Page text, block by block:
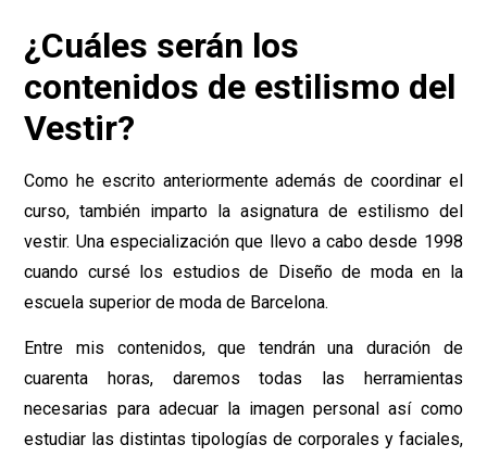
¿Cuáles serán los
contenidos de estilismo del
Vestir?
Como he escrito anteriormente además de coordinar el
curso, también imparto la asignatura de estilismo del
vestir. Una especialización que llevo a cabo desde 1998
cuando cursé los estudios de Diseño de moda en la
escuela superior de moda de Barcelona.
Entre mis contenidos, que tendrán una duración de
cuarenta horas, daremos todas las herramientas
necesarias para adecuar la imagen personal así como
estudiar las distintas tipologías de corporales y faciales,